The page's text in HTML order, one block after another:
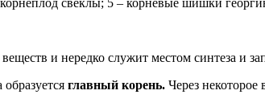
и нередко служит местом синтеза и
главный корень. Через некоторое